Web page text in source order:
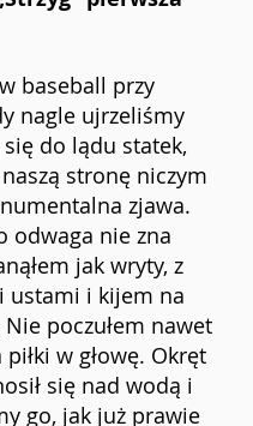
baseball przy
nagle ujrzeliśmy
do lądu statek,
stronę niczym
zjawa.
odwaga nie zna
jak wryty, z
ustami i kijem na
poczułem nawet
w głowę. Okręt
się nad wodą i
go, jak już prawie